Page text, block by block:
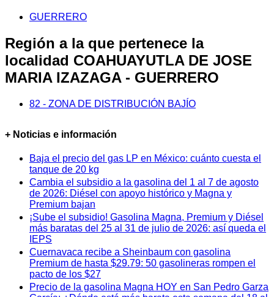
GUERRERO
Región a la que pertenece la
localidad COAHUAYUTLA DE JOSE
MARIA IZAZAGA - GUERRERO
82 - ZONA DE DISTRIBUCIÓN BAJÍO
+ Noticias e información
Baja el precio del gas LP en México: cuánto cuesta el
tanque de 20 kg
Cambia el subsidio a la gasolina del 1 al 7 de agosto
de 2026: Diésel con apoyo histórico y Magna y
Premium bajan
¡Sube el subsidio! Gasolina Magna, Premium y Diésel
más baratas del 25 al 31 de julio de 2026: así queda el
IEPS
Cuernavaca recibe a Sheinbaum con gasolina
Premium de hasta $29.79: 50 gasolineras rompen el
pacto de los $27
Precio de la gasolina Magna HOY en San Pedro Garza